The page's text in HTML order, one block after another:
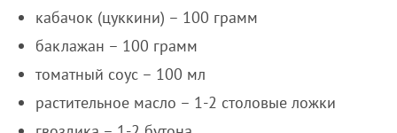
кабачок (цуккини) – 100 грамм
баклажан – 100 грамм
томатный соус – 100 мл
растительное масло – 1-2 столовые ложки